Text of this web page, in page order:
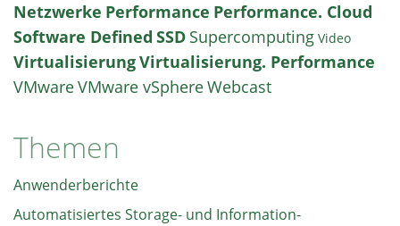
Netzwerke Performance Performance. Cloud
Software Defined SSD Supercomputing Video
VirtualisierungVirtualisierung. Performance
VMwareVMware vSphereWebcast
Themen
Anwenderberichte
Automatisiertes Storage- und Information-